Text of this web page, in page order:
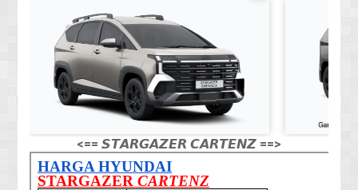
<== 𝙎𝙏𝘼𝙍𝙂𝘼𝙕𝙀𝙍 𝘾𝘼𝙍𝙏𝙀𝙉𝙕 ==>